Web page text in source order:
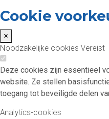
Cookie
×
Noodzakelijke cookies Vereist
Deze cookies zijn essentieel
website. Ze stellen
toegang tot beveiligde delen
Analytics-cookies